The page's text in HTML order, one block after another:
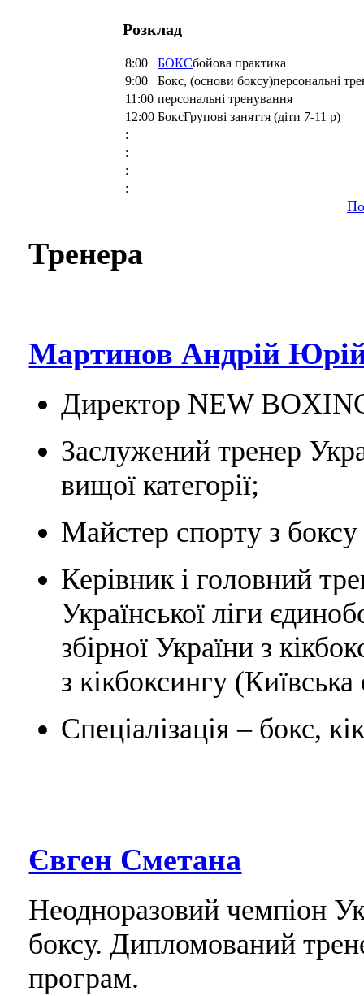
Розклад
8:00 БОКСбойова практика
9:00
Бокс, (основи боксу)персональні
11:00 персональні тренування
12:00 БоксГрупові заняття (діти 7-11 р)
:
:
:
:
Тренера
Мартинов Андрій
Директор NEW
Заслужений тренер
вищої категорії;
Майстер спорту з боксу
Керівник і головний
Української ліги
збірної України з
з кікбоксингу
Спеціалізація – бокс,
Євген Сметана
Неодноразовий чемпіон
боксу. Дипломований
програм.